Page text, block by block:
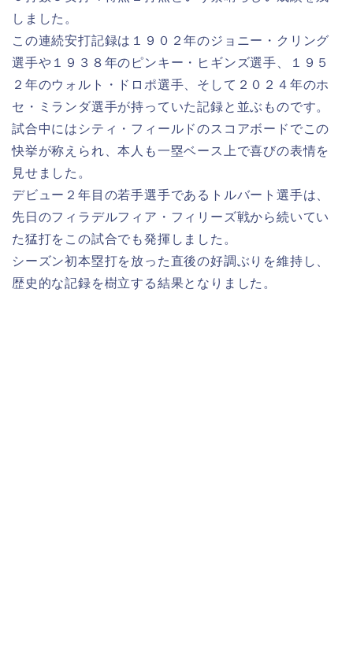
しました。
この連続安打記録は１９０２年のジョニー・クリング
選手や１９３８年のピンキー・ヒギンズ選手、１９５
２年のウォルト・ドロポ選手、そして２０２４年のホ
セ・ミランダ選手が持っていた記録と並ぶものです。
試合中にはシティ・フィールドのスコアボードでこの
快挙が称えられ、本人も一塁ベース上で喜びの表情を
見せました。
デビュー２年目の若手選手であるトルバート選手は、
先日のフィラデルフィア・フィリーズ戦から続いてい
た猛打をこの試合でも発揮しました。
シーズン初本塁打を放った直後の好調ぶりを維持し、
歴史的な記録を樹立する結果となりました。